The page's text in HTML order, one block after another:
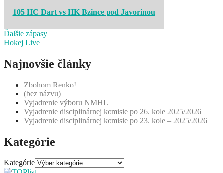
105 HC Dart vs HK Bzince pod Javorinou
Ďalšie zápasy
Hokej Live
Najnovšie články
Zbohom Renko!
(bez názvu)
Vyjadrenie výboru NMHL
Vyjadrenie disciplinárnej komisie po 26. kole 2025/2026
Vyjadrenie disciplinárnej komisie po 23. kole – 2025/2026
Kategórie
Kategórie